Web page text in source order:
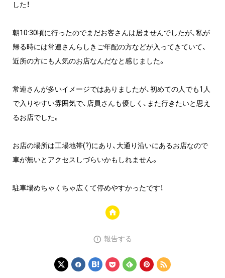
した！
朝10:30頃に行ったのでまだお客さんは居ませんでしたが、私が
帰る時には常連さんらしきご年配の方などが入ってきていて、
近所の方にも人気のお店なんだなと感じました。
常連さんが多いイメージではありましたが、初めての人でも1人
で入りやすい雰囲気で、店員さんも優しく、また行きたいと思え
るお店でした。
お店の場所は工場地帯(?)にあり、大通り沿いにあるお店なので
車が無いとアクセスしづらいかもしれません。
駐車場めちゃくちゃ広くて停めやすかったです！
報告する